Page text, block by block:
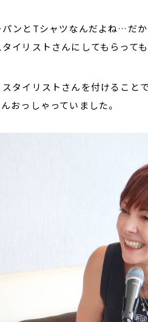
パンとTシャツなんだよね…だ
イリストさんにしてもらっても
タイリストさんを付けること
おっしゃっていました。